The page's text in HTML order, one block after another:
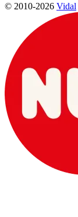
© 2010-2026 Vidal